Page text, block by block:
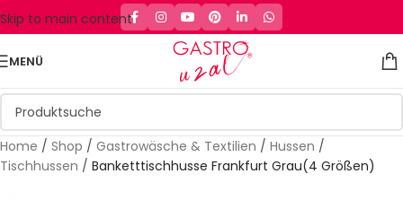
Skip to main content
MENÜ
Home / Shop / Gastrowäsche & Textilien / Hussen /
Tischhussen / Banketttischhusse Frankfurt Grau(4 Größen)